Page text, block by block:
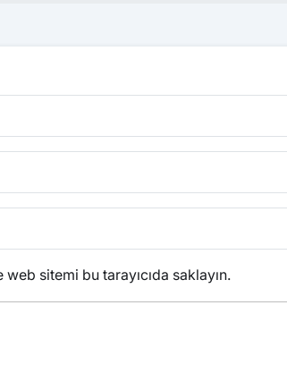
sitemi bu tarayıcıda saklayın.